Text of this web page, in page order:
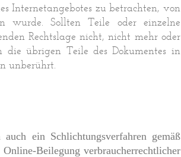
Internetangebotes zu betrachten, von
wurde. Sollten Teile oder einzelne
Rechtslage nicht, nicht mehr oder
die übrigen Teile des Dokumentes in
unberührt.
ein Schlichtungsverfahren gemäß
Beilegung verbraucherrechtlicher